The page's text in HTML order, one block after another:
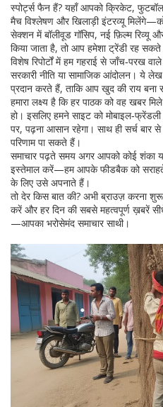
स्पोर्ट्स फैन हैं? यहाँ आपको क्रिकेट,
मैच विश्लेषण और खिलाड़ी इंटरव्यू
सेक्शन में बॉलीवूड गॉसिप, नई फ़िल्म रिव्यू
किया जाता है, तो आप हमेशा ट्रेंडी रह
विशेष रिपोर्टों में हम गहराई से
सरकारी नीति या सामाजिक आंदोलन। ये
प्रदान करते हैं, ताकि आप खुद की राय बना
हमारा लक्ष्य है कि हर पाठक को वह खबर
हो। इसलिए हमने साइट को
पर, पढ़ना आसान रहेगा। साथ ही सर्च बार
परिणाम पा सकते हैं।
समाचार पढ़ते समय अगर आपको कोई शंका
इस्तेमाल करें—हम आपके फीडबैक को
के लिए उसे अपनाते हैं।
तो देर किस बात की? अभी ब्राउज़ करना
करें और हर दिन की सबसे महत्वपूर्ण ख़बरें
—आपका भरोसेमंद समाचार साथी।